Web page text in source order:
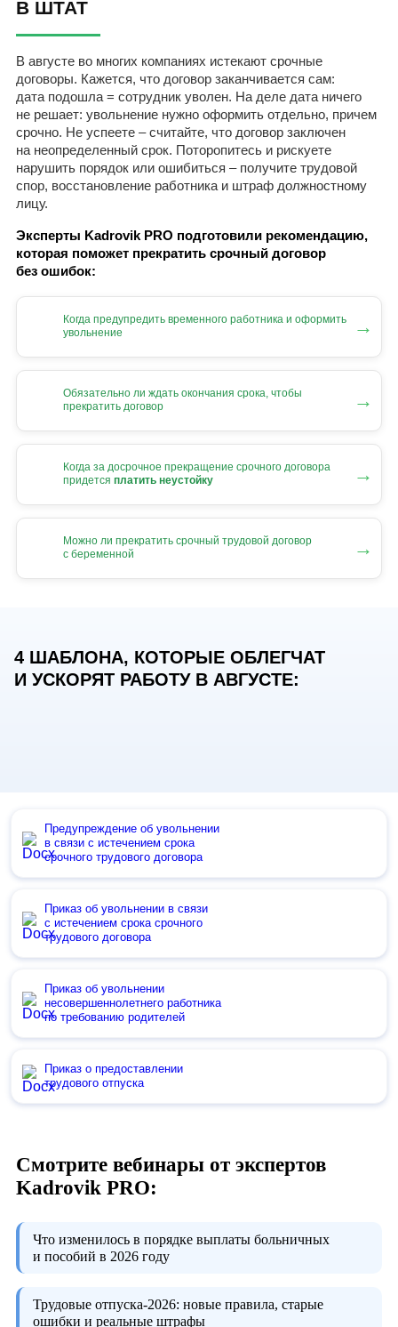
В ШТАТ
В августе во многих компаниях истекают срочные
договоры. Кажется, что договор заканчивается сам:
дата подошла = сотрудник уволен. На деле дата ничего
не решает: увольнение нужно оформить отдельно, причем
срочно. Не успеете – считайте, что договор заключен
на неопределенный срок. Поторопитесь и рискуете
нарушить порядок или ошибиться – получите трудовой
спор, восстановление работника и штраф должностному
лицу.
Эксперты Kadrovik PRO подготовили рекомендацию,
которая поможет прекратить срочный договор
без ошибок:
Когда предупредить временного работника и оформить
увольнение
→
Обязательно ли ждать окончания срока, чтобы
прекратить договор
→
Когда за досрочное прекращение срочного договора
придется платить неустойку →
Можно ли прекратить срочный трудовой договор
с беременной
→
4 ШАБЛОНА, КОТОРЫЕ ОБЛЕГЧАТ
И УСКОРЯТ РАБОТУ В АВГУСТЕ:
Предупреждение об увольнении
в связи с истечением срока
срочного трудового договора
Приказ об увольнении в связи
с истечением срока срочного
трудового договора
Приказ об увольнении
несовершеннолетнего работника
по требованию родителей
Приказ о предоставлении
трудового отпуска
Смотрите вебинары от экспертов
Kadrovik PRO:
Что изменилось в порядке выплаты больничных
и пособий в 2026 году
Трудовые отпуска-2026: новые правила, старые
ошибки и реальные штрафы